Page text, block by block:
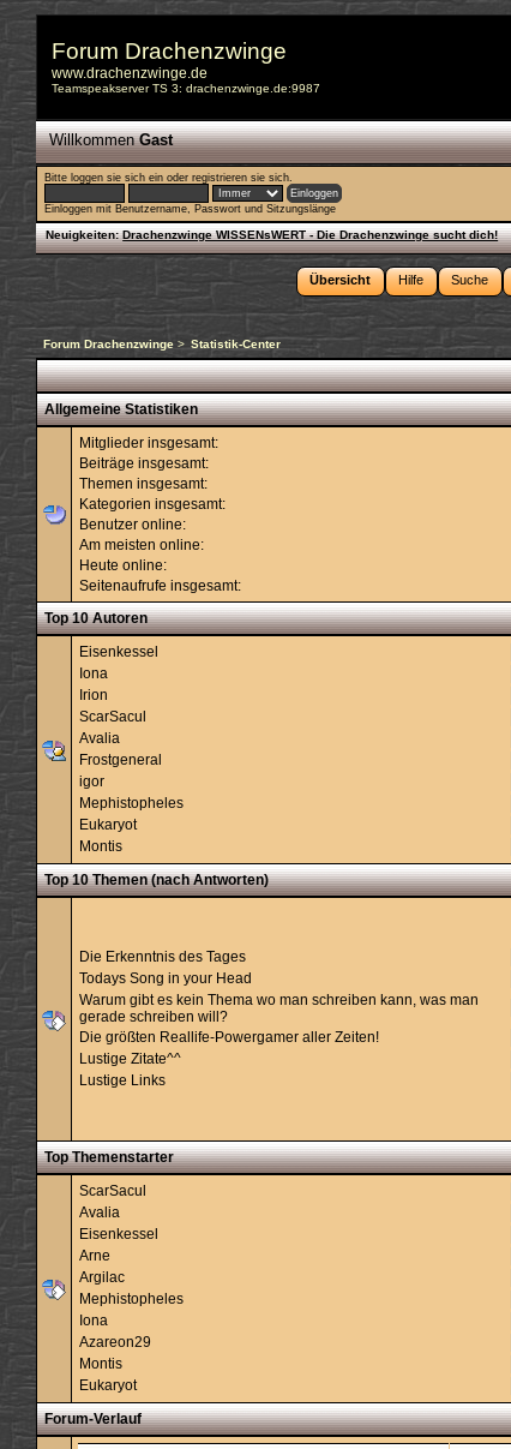
Forum Drachenzwinge
www.drachenzwinge.de
Teamspeakserver TS 3: drachenzwinge.de:9987
WillkommenGast
Bitte loggen sie sich ein oderregistrieren sie sich.
Einloggen mit Benutzername, Passwort und Sitzungslänge
Neuigkeiten: Drachenzwinge WISSENsWERT - Die Drachenzwinge sucht dich!
Übersicht Hilfe Suche
Forum Drachenzwinge > Statistik-Center
Allgemeine Statistiken
Mitglieder insgesamt:
Beiträge insgesamt:
Themen insgesamt:
Kategorien insgesamt:
Benutzer online:
Am meisten online:
Heute online:
Seitenaufrufe insgesamt:
Top 10 Autoren
Eisenkessel
Iona
Irion
ScarSacul
Avalia
Frostgeneral
igor
Mephistopheles
Eukaryot
Montis
Top 10 Themen (nach Antworten)
Die Erkenntnis des Tages
Todays Song in your Head
Warum gibt es kein Thema wo man schreiben kann, was man
gerade schreiben will?
Die größten Reallife-Powergamer aller Zeiten!
Lustige Zitate^^
Lustige Links
Top Themenstarter
ScarSacul
Avalia
Eisenkessel
Arne
Argilac
Mephistopheles
Iona
Azareon29
Montis
Eukaryot
Forum-Verlauf